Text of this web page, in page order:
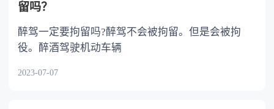
留吗？
醉驾一定要拘留吗?醉驾不会被拘留。但是会被拘
役。醉酒驾驶机动车辆
2023-07-07